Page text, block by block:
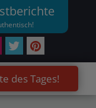
des Tages!